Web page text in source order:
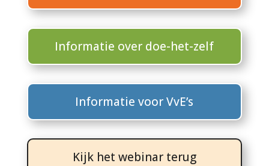
Informatie over doe-het-zelf
Informatie voor VvE’s
Kijk het webinar terug